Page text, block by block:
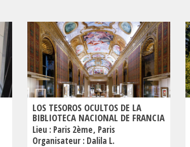
LOS TESOROS OCULTOS DE LA
BIBLIOTECA NACIONAL DE FRANCIA
Lieu : Paris 2ème Paris
Organisateur : Dalila L.